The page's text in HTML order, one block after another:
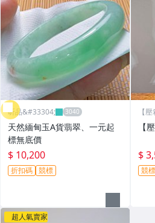
昕品&#33304;
天然緬甸玉A貨翡翠、一元起
標無底價
$ 10,200
折扣碼 競標
【
【
$
競標
超人氣賣家